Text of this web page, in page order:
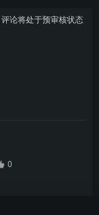
评论将处于预审核状态
0